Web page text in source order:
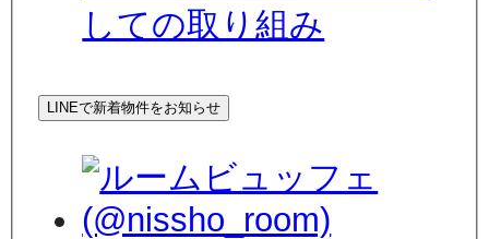
しての取り組み
LINEで新着物件をお知らせ